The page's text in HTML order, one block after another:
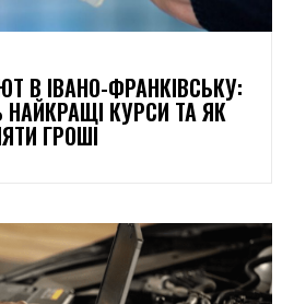
В ІВАНО-ФРАНКІВСЬКУ:
КУРСИ ТА ЯК
ГРОШІ